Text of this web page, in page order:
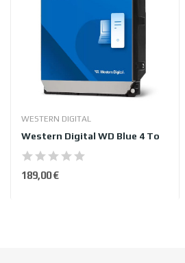
WESTERN DIGITAL
Western Digital WD Blue 4 To
189,00 €